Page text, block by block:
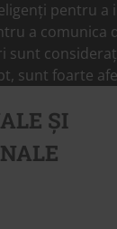
pentru a
a comunica
sunt
sunt foarte
ȘI